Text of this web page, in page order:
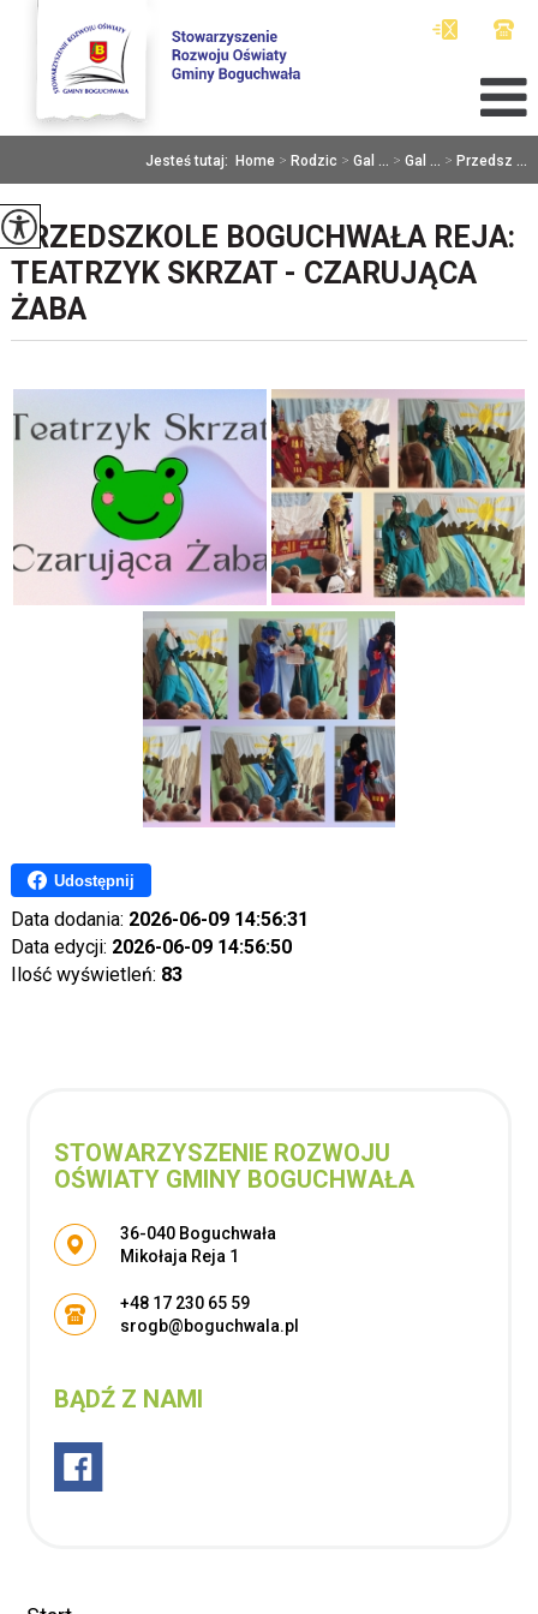
Jesteś tutaj: Home > Rodzic > Gal ... > Gal ... > Przedsz ...
PRZEDSZKOLE BOGUCHWAŁA REJA:
TEATRZYK SKRZAT - CZARUJĄCA
ŻABA
Udostępnij
Data dodania: 2026-06-09 14:56:31
Data edycji: 2026-06-09 14:56:50
Ilość wyświetleń: 83
STOWARZYSZENIE ROZWOJU
OŚWIATY GMINY BOGUCHWAŁA
Adres pocztowy:
36-040 Boguchwała
Mikołaja Reja 1
+48 17 230 65 59
srogb@boguchwala.pl
BĄDŹ Z NAMI